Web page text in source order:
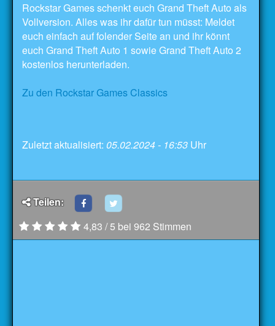
Rockstar Games schenkt euch Grand Theft Auto als
Vollversion. Alles was ihr dafür tun müsst: Meldet
euch einfach auf folender Seite an und ihr könnt
euch Grand Theft Auto 1 sowie Grand Theft Auto 2
kostenlos herunterladen.
Zu den Rockstar Games Classics
Zuletzt aktualisiert: 05.02.2024 - 16:53 Uhr
Teilen:
4,83 / 5 bei 962 Stimmen